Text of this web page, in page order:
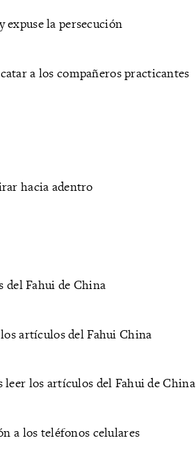
la persecución
a los compañeros practicantes
hacia adentro
del Fahui de China
artículos del Fahui China
los artículos del Fahui de China
a los teléfonos celulares